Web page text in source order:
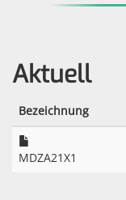
Aktuell
Bezeichnung
MDZA21X1